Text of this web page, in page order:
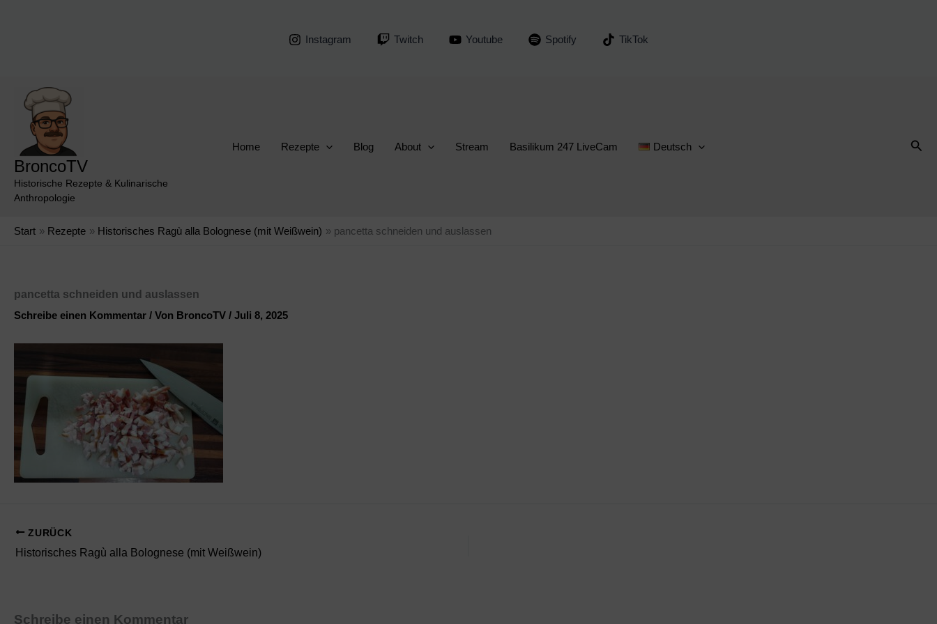
Instagram Twitch Youtube Spotify TikTok
BroncoTV
Historische Rezepte & Kulinarische
Anthropologie
Home Rezepte Blog About Stream Basilikum 247 LiveCam Deutsch
Start Rezepte Historisches Ragù alla Bolognese (mit Weißwein) pancetta schneiden und auslassen
pancetta schneiden und auslassen
Schreibe einen Kommentar / Von BroncoTV / Juli 8, 2025
ZURÜCK
Historisches Ragù alla Bolognese (mit Weißwein)
Schreibe einen Kommentar